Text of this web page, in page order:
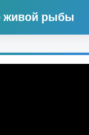
живой рыбы